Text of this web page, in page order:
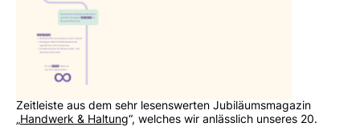
Zeitleiste aus dem sehr lesenswerten Jubiläumsmagazin
„Handwerk & Haltung“, welches wir anlässlich unseres 20.